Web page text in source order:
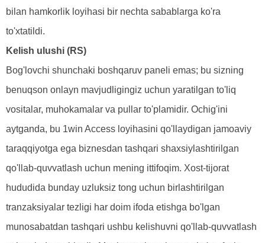
bilan hamkorlik loyihasi bir nechta sabablarga ko'ra
to'xtatildi.
Kelish ulushi (RS)
Bog'lovchi shunchaki boshqaruv paneli emas; bu sizning
benuqson onlayn mavjudligingiz uchun yaratilgan to'liq
vositalar, muhokamalar va pullar to'plamidir. Ochig'ini
aytganda, bu 1win Access loyihasini qo'llaydigan jamoaviy
taraqqiyotga ega biznesdan tashqari shaxsiylashtirilgan
qo'llab-quvvatlash uchun mening ittifoqim. Xost-tijorat
hududida bunday uzluksiz tong uchun birlashtirilgan
tranzaksiyalar tezligi har doim ifoda etishga bo'lgan
munosabatdan tashqari ushbu kelishuvni qo'llab-quvvatlash